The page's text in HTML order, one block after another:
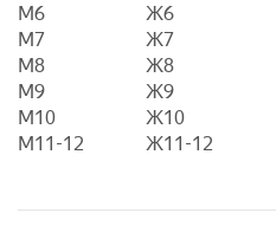
M6
Ж6
M7
Ж7
M8
Ж8
M9
Ж9
M10
Ж10
М11-12
Ж11-12